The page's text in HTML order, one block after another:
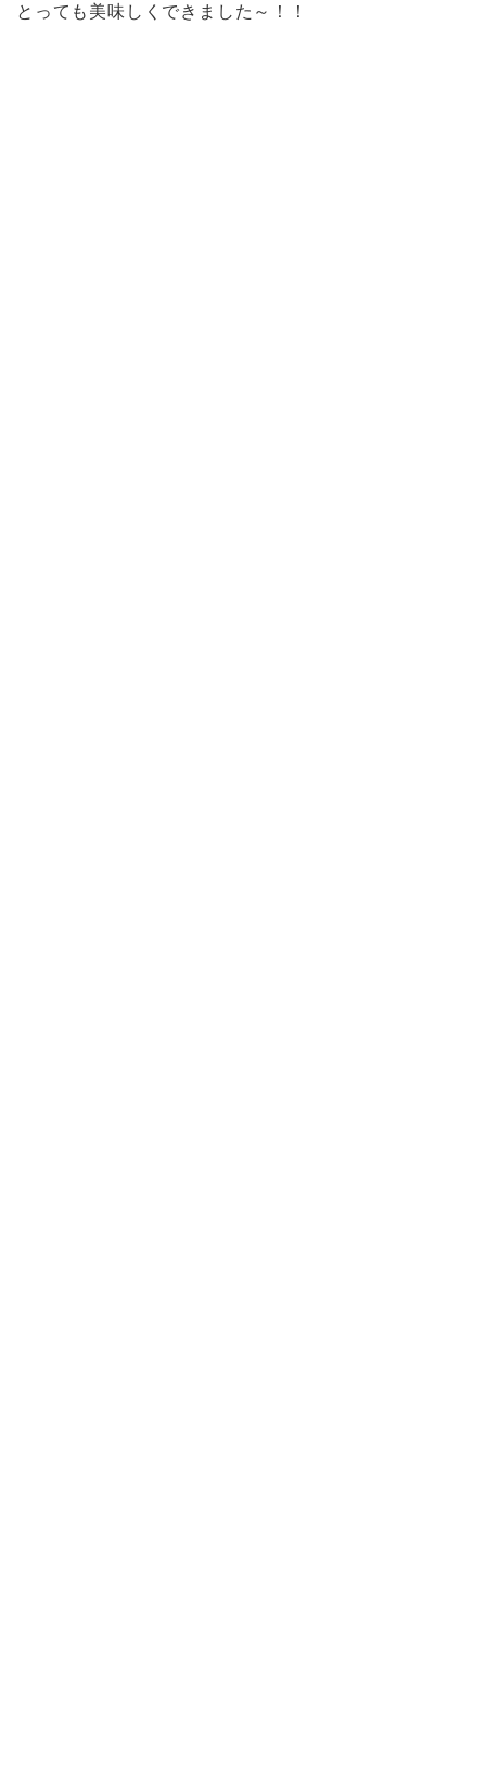
とっても美味しくできました～！！